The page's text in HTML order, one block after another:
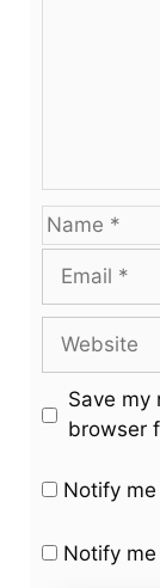
Name
Email
Website
Save my
browser
Notify
Notify